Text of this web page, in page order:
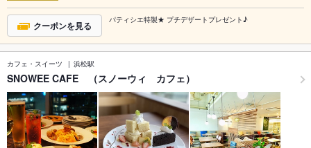
クーポンを見る パティシエ特製★ プチデザートプレゼント♪
カフェ・スイーツ 浜松駅
SNOWEE CAFE （スノーウィ カフェ）